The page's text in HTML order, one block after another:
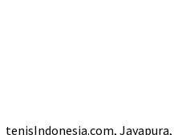
tenisIndonesia.com,